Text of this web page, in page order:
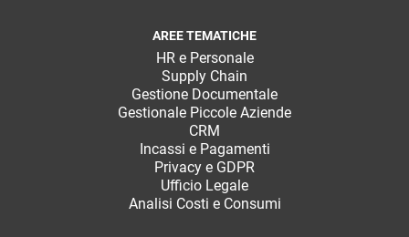
AREE TEMATICHE
HR e Personale
Supply Chain
Gestione Documentale
Gestionale Piccole Aziende
CRM
Incassi e Pagamenti
Privacy e GDPR
Ufficio Legale
Analisi Costi e Consumi